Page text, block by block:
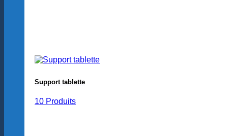
Support tablette
10 Produits